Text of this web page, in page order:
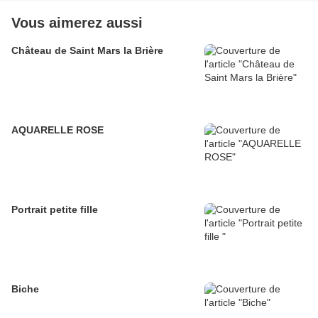
Vous aimerez aussi
Château de Saint Mars la Brière
AQUARELLE ROSE
Portrait petite fille
Biche